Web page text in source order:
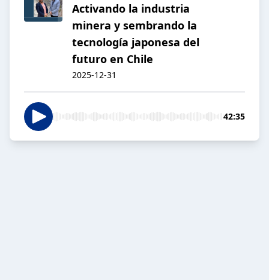
Activando la industria
minera y sembrando la
tecnología japonesa del
futuro en Chile
2025-12-31
42:35